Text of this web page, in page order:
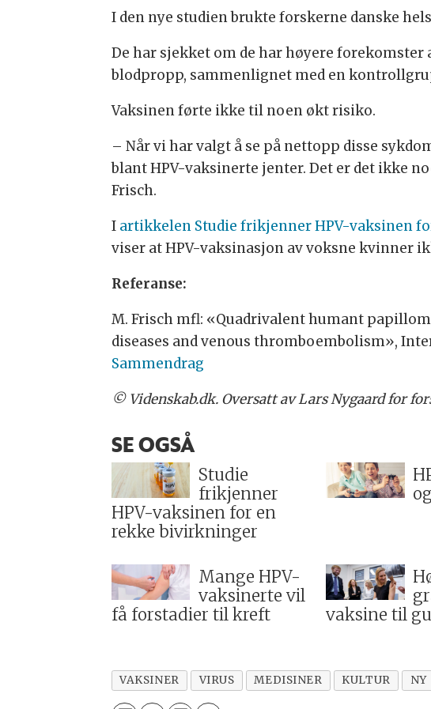
I den nye studien brukte forskerne danske
De har sjekket om de har høyere
blodpropp, sammenlignet med en
Vaksinen førte ikke til noen økt risiko.
– Når vi har valgt å se på nettopp disse
blant HPV-vaksinerte jenter. Det er det ikke
Frisch.
I artikkelen Studie frikjenner HPV-vaksinen
viser at HPV-vaksinasjon av voksne kvinner
Referanse:
M. Frisch mfl: «Quadrivalent humant
diseases and venous thromboembolism»,
Sammendrag
© Videnskab.dk. Oversatt av Lars Nygaard for
SE OGSÅ
Studie
frikjenner
HPV-vaksinen for en
rekke bivirkninger
Mange HPV-
vaksinerte vil
få forstadier til kreft
vaksine til
VAKSINER VIRUS MEDISINER KULTUR NY